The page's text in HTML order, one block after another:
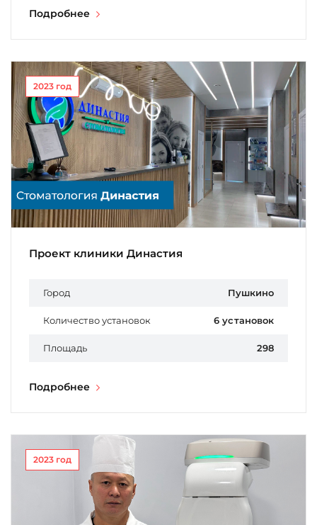
Подробнее
2023 год
Проект клиники Династия
Город Пушкино
Количество установок 6 установок
Площадь 298
Подробнее
2023 год